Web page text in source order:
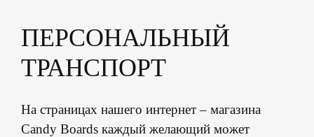
ПЕРСОНАЛЬНЫЙ
ТРАНСПОРТ
На страницах нашего интернет – магазина
Candy Boards каждый желающий может